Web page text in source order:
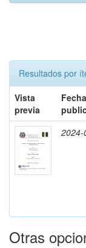
Resultados por
Vista
previa
2024-
Otras